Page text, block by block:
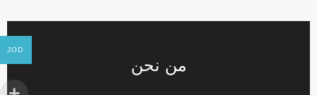
من نحن
JOD